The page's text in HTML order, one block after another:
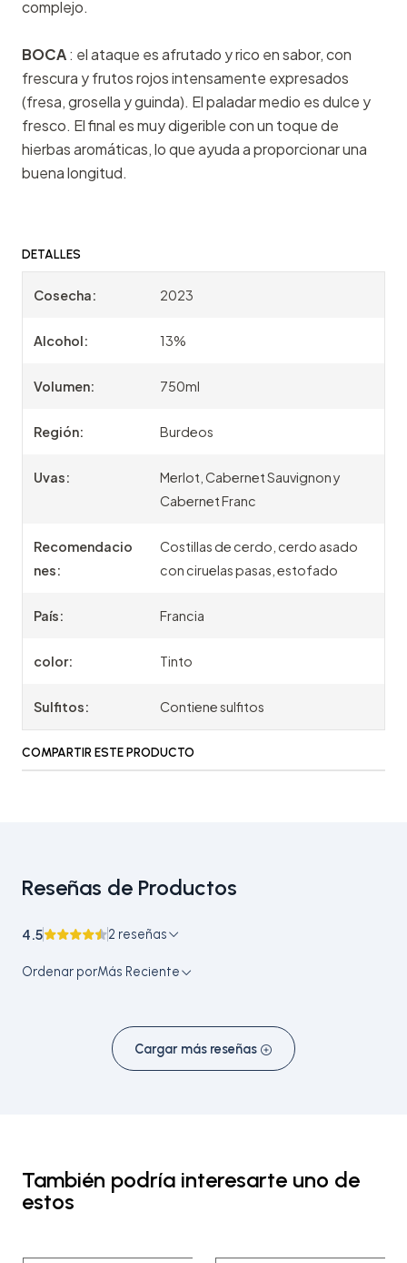
complejo.
BOCA: el ataque es afrutado y rico en sabor, con
frescura y frutos rojos intensamente expresados
(fresa, grosella y guinda). El paladar medio es dulce y
fresco. El final es muy digerible con un toque de
hierbas aromáticas, lo que ayuda a proporcionar una
buena longitud.
DETALLES
Cosecha: 2023
Alcohol: 13%
Volumen: 750ml
Región: Burdeos
Uvas:
Merlot, Cabernet Sauvignon y
Cabernet Franc
Recomendacio
nes:
Costillas de cerdo, cerdo asado
con ciruelas pasas, estofado
País: Francia
color: Tinto
Sulfitos: Contiene sulfitos
COMPARTIR ESTE PRODUCTO
Reseñas de Productos
4.5 2 reseñas
Ordenar porMás Reciente
Cargar más reseñas
También podría interesarte uno de
estos